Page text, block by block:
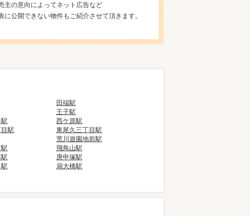
主の意向によってネット広告など
に公開できない物件もご紹介させて頂きます。
田端駅
王子駅
西ケ原駅
駅
東尾久三丁目駅
荒川遊園地前駅
飛鳥山駅
庚申塚駅
扇大橋駅